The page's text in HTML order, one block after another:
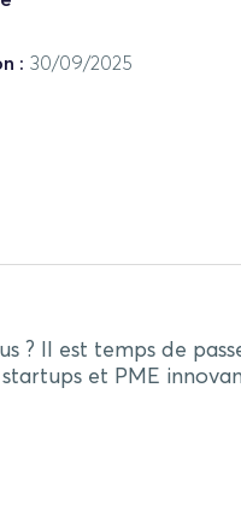
: 30/09/2025
? Il est temps de
et PME